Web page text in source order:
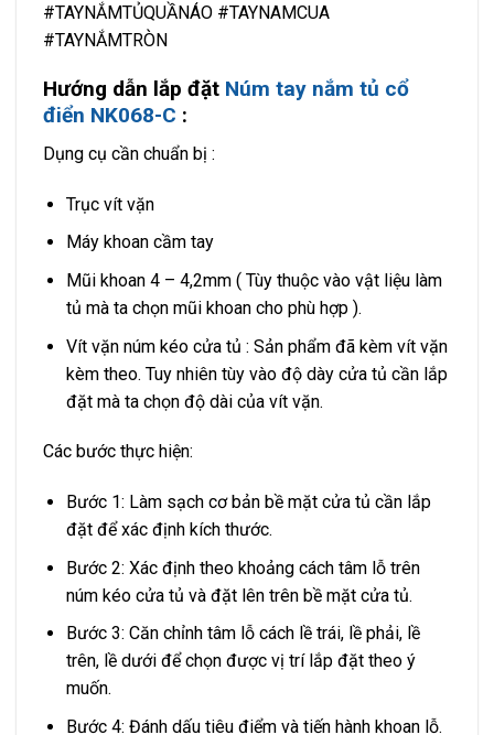
#TAYNẮMTỦQUẦNÁO #TAYNAMCUA
#TAYNẮMTRÒN
Hướng dẫn lắp đặt Núm tay nắm tủ cổ
điển NK068-C :
Dụng cụ cần chuẩn bị :
Trục vít vặn
Máy khoan cầm tay
Mũi khoan 4 – 4,2mm ( Tùy thuộc vào vật liệu làm
tủ mà ta chọn mũi khoan cho phù hợp ).
Vít vặn núm kéo cửa tủ : Sản phẩm đã kèm vít vặn
kèm theo. Tuy nhiên tùy vào độ dày cửa tủ cần lắp
đặt mà ta chọn độ dài của vít vặn.
Các bước thực hiện:
Bước 1: Làm sạch cơ bản bề mặt cửa tủ cần lắp
đặt để xác định kích thước.
Bước 2: Xác định theo khoảng cách tâm lỗ trên
núm kéo cửa tủ và đặt lên trên bề mặt cửa tủ.
Bước 3: Căn chỉnh tâm lỗ cách lề trái, lề phải, lề
trên, lề dưới để chọn được vị trí lắp đặt theo ý
muốn.
Bước 4: Đánh dấu tiêu điểm và tiến hành khoan lỗ.